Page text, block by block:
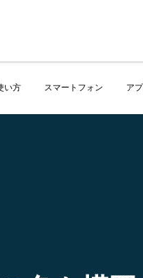
い方 スマートフォン ア